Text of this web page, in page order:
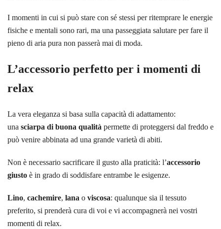
I momenti in cui si può stare con sé stessi per ritemprare le energie
fisiche e mentali sono rari, ma una passeggiata salutare per fare il
pieno di aria pura non passerà mai di moda.
L’accessorio perfetto per i momenti di
relax
La vera eleganza si basa sulla capacità di adattamento:
una sciarpa di buona qualità permette di proteggersi dal freddo e
può venire abbinata ad una grande varietà di abiti.
Non è necessario sacrificare il gusto alla praticità: l’accessorio
giusto è in grado di soddisfare entrambe le esigenze.
Lino, cachemire, lana o viscosa: qualunque sia il tessuto
preferito, si prenderà cura di voi e vi accompagnerà nei vostri
momenti di relax.